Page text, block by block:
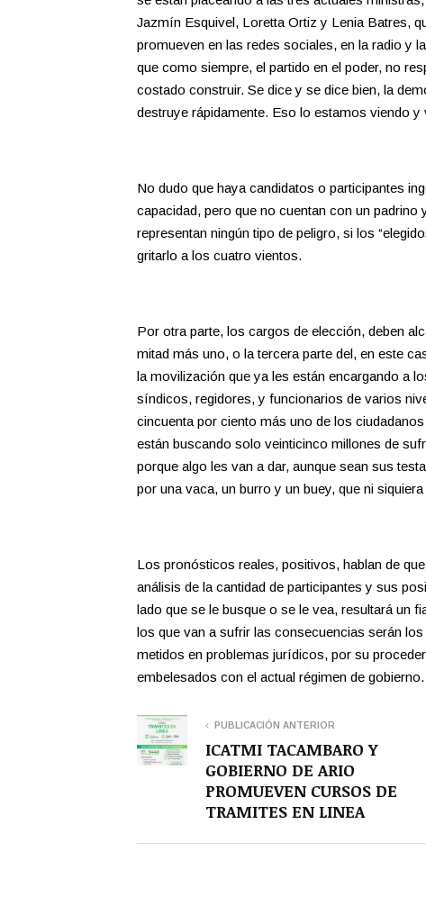
Jazmín Esquivel, Loretta Ortiz y Lenia Batres,
promueven en las redes sociales, en la radio y
que como siempre, el partido en el poder, no
costado construir. Se dice y se dice bien, la
destruye rápidamente. Eso lo estamos viendo
No dudo que haya candidatos o participantes
capacidad, pero que no cuentan con un
representan ningún tipo de peligro, si los
gritarlo a los cuatro vientos.
Por otra parte, los cargos de elección, deben
mitad más uno, o la tercera parte del, en este
la movilización que ya les están encargando a
síndicos, regidores, y funcionarios de varios
cincuenta por ciento más uno de los
están buscando solo veinticinco millones de
porque algo les van a dar, aunque sean sus
por una vaca, un burro y un buey, que ni
Los pronósticos reales, positivos, hablan de
análisis de la cantidad de participantes y sus
lado que se le busque o se le vea, resultará un
los que van a sufrir las consecuencias serán
metidos en problemas jurídicos, por su
embelesados con el actual régimen de
PUBLICACIÓN ANTERIOR
ICATMI TACAMBARO Y
GOBIERNO DE ARIO
PROMUEVEN CURSOS DE
TRAMITES EN LINEA